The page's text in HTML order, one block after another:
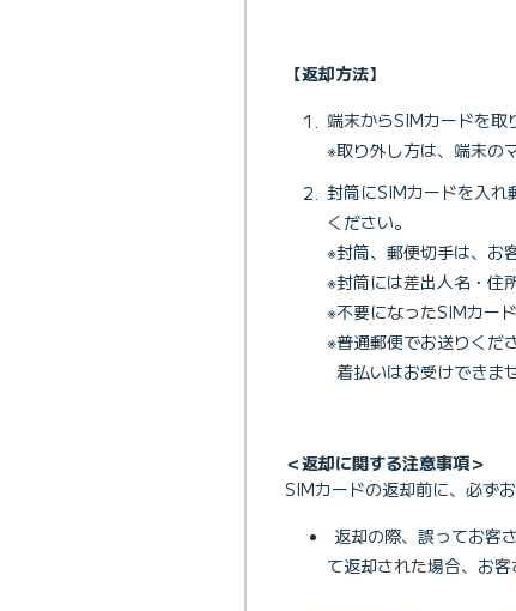
【返却方法】
端末からSIMカードを取
※取り外し方は、端末の
封筒にSIMカードを入
ください。
※封筒、郵便切手は、お
※封筒には差出人名・住
※不要になったSIMカー
※普通郵便でお送りくだ
着払いはお受けできま
＜返却に関する注意事項＞
SIMカードの返却前に、必ず
返却の際、誤ってお客
て返却された場合、お